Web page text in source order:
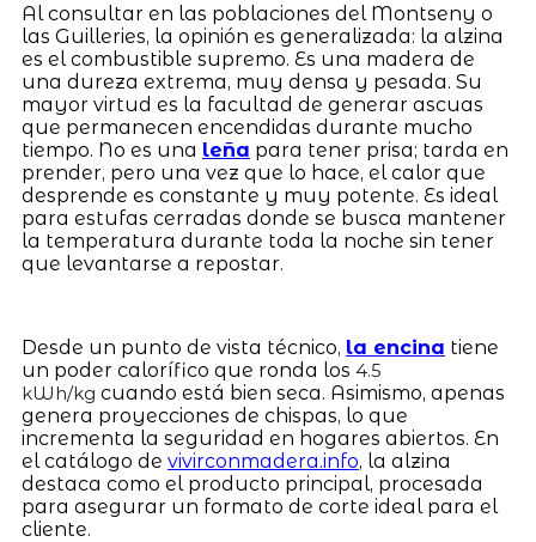
Al consultar en las poblaciones del Montseny o
las Guilleries, la opinión es generalizada: la alzina
es el combustible supremo. Es una madera de
una dureza extrema, muy densa y pesada. Su
mayor virtud es la facultad de generar ascuas
que permanecen encendidas durante mucho
tiempo. No es una leña para tener prisa; tarda en
prender, pero una vez que lo hace, el calor que
desprende es constante y muy potente. Es ideal
para estufas cerradas donde se busca mantener
la temperatura durante toda la noche sin tener
que levantarse a repostar.
Desde un punto de vista técnico, la encina tiene
un poder calorífico que ronda los 4.5
kWh/kg cuando está bien seca. Asimismo, apenas
genera proyecciones de chispas, lo que
incrementa la seguridad en hogares abiertos. En
el catálogo de vivirconmadera.info, la alzina
destaca como el producto principal, procesada
para asegurar un formato de corte ideal para el
cliente.